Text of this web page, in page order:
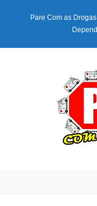
conteúdo
Pare Com as